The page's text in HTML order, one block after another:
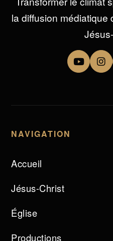
la diffusion médiatique
NAVIGATION
Accueil
Jésus-Christ
Église
Productions